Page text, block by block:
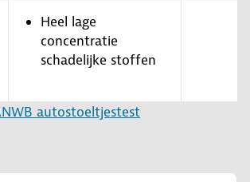
Heel lage
concentratie
schadelijke stoffen
autostoeltjestest